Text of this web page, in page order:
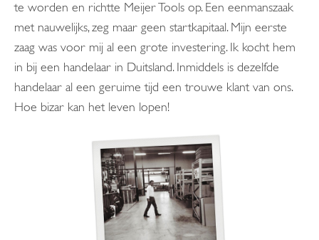
te worden en richtte Meijer Tools op. Een eenmanszaak
met nauwelijks, zeg maar geen startkapitaal. Mijn eerste
zaag was voor mij al een grote investering. Ik kocht hem
in bij een handelaar in Duitsland. Inmiddels is dezelfde
handelaar al een geruime tijd een trouwe klant van ons.
Hoe bizar kan het leven lopen!